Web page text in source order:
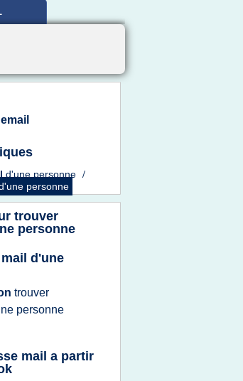
d'une personne /
personne
trouver
personne
d'une
trouver
personne
mail a partir